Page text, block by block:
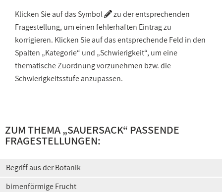
Klicken Sie auf das Symbol
zu der entsprechenden
Fragestellung, um einen fehlerhaften Eintrag zu
korrigieren. Klicken Sie auf das entsprechende Feld in den
Spalten „Kategorie“ und „Schwierigkeit“, um eine
thematische Zuordnung vorzunehmen bzw. die
Schwierigkeitsstufe anzupassen.
ZUM THEMA „SAUERSACK“ PASSENDE
FRAGESTELLUNGEN:
Begriff aus der Botanik
birnenförmige Frucht